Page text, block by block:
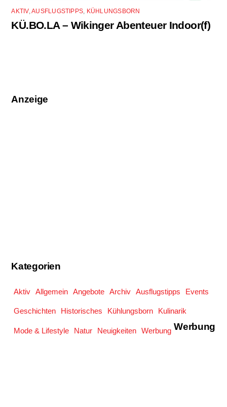
AKTIV,AUSFLUGSTIPPS KÜHLUNGSBORN
KÜ.BO.LA – Wikinger Abenteuer Indoor(f)
Anzeige
Kategorien
Aktiv Allgemein Angebote Archiv Ausflugstipps Events
Geschichten Historisches Kühlungsborn Kulinarik
Mode & Lifestyle Natur Neuigkeiten Werbung Werbung